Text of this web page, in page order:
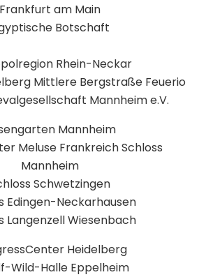
Frankfurt am Main
Botschaft
Rhein-Neckar
Mittlere Bergstraße Feuerio
Mannheim e.V.
Mannheim
Meluse Frankreich Schloss
Mannheim
Schwetzingen
Edingen-Neckarhausen
Langenzell Wiesenbach
Heidelberg
Wild-Halle Eppelheim